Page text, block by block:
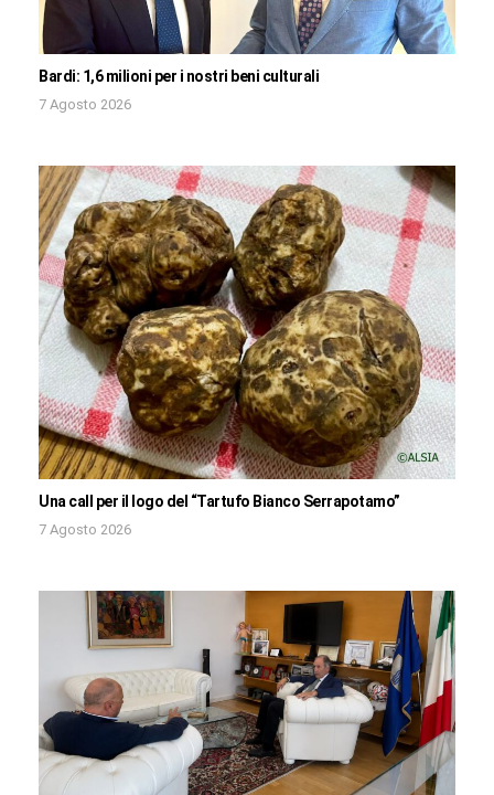
Bardi: 1,6 milioni per i nostri beni culturali
7 Agosto 2026
Una call per il logo del “Tartufo Bianco Serrapotamo”
7 Agosto 2026